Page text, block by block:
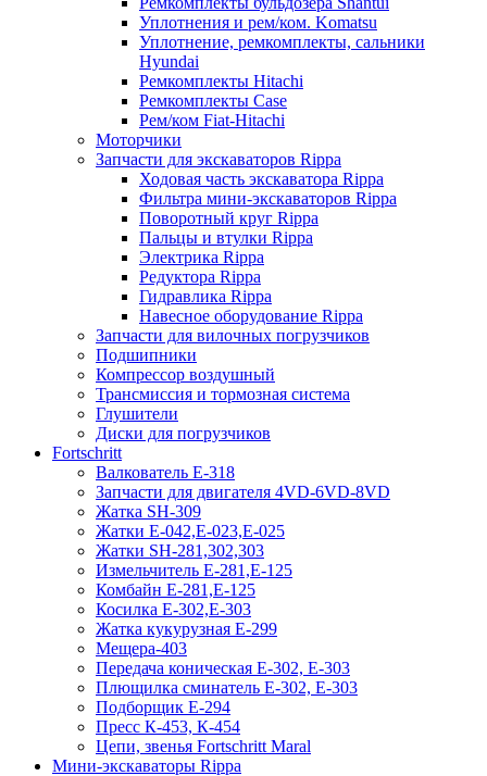
Уплотнения и рем/ком. Komatsu
Уплотнение, ремкомплекты, сальники
Hyundai
Ремкомплекты Hitachi
Ремкомплекты Case
Рем/ком Fiat-Hitachi
Моторчики
Запчасти для экскаваторов Rippa
Ходовая часть экскаватора Rippa
Фильтра мини-экскаваторов Rippa
Поворотный круг Rippa
Пальцы и втулки Rippa
Электрика Rippa
Редуктора Rippa
Гидравлика Rippa
Навесное оборудование Rippa
Запчасти для вилочных погрузчиков
Подшипники
Компрессор воздушный
Трансмиссия и тормозная система
Глушители
Диски для погрузчиков
Fortschritt
Валкователь Е-318
Запчасти для двигателя 4VD-6VD-8VD
Жатка SH-309
Жатки Е-042,Е-023,Е-025
Жатки SH-281,302,303
Измельчитель Е-281,Е-125
Комбайн Е-281,Е-125
Косилка Е-302,Е-303
Жатка кукурузная Е-299
Мещера-403
Передача коническая Е-302, Е-303
Плющилка сминатель Е-302, Е-303
Подборщик Е-294
Пресс К-453, К-454
Цепи, звенья Fortschritt Maral
Мини-экскаваторы Rippa